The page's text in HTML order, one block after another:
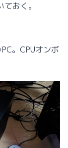
おく。
。CPUオンボ